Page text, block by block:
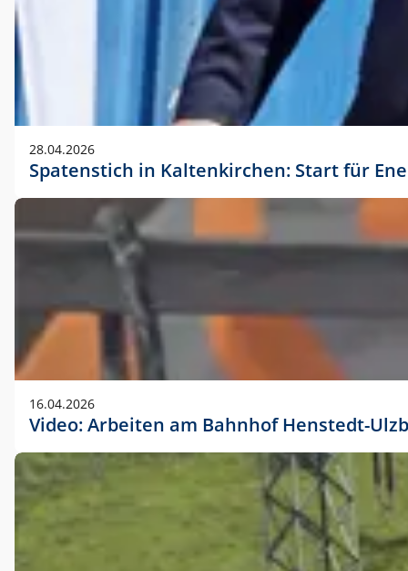
28.04.2026
Spatenstich in Kaltenkirchen: Start für
16.04.2026
Video: Arbeiten am Bahnhof Henstedt-